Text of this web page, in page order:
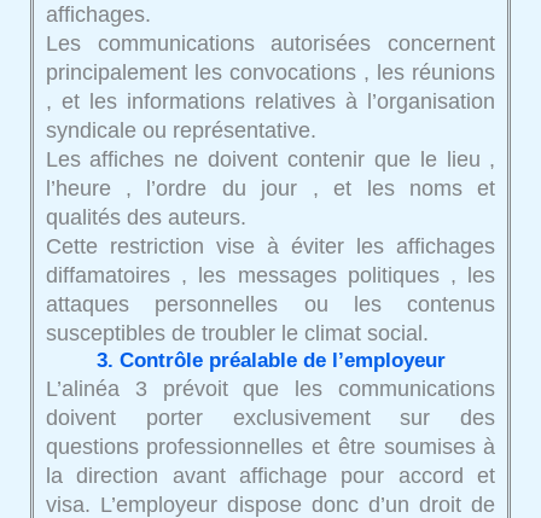
affichages.
Les communications autorisées concernent
principalement les convocations , les réunions
, et les informations relatives à l’organisation
syndicale ou représentative.
Les affiches ne doivent contenir que le lieu ,
l’heure , l’ordre du jour , et les noms et
qualités des auteurs.
Cette restriction vise à éviter les affichages
diffamatoires , les messages politiques , les
attaques personnelles ou les contenus
susceptibles de troubler le climat social.
3. Contrôle préalable de l’employeur
L’alinéa 3 prévoit que les communications
doivent porter exclusivement sur des
questions professionnelles et être soumises à
la direction avant affichage pour accord et
visa. L’employeur dispose donc d’un droit de